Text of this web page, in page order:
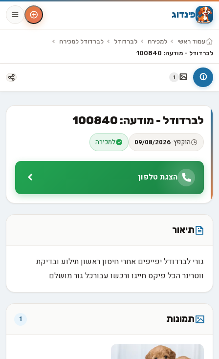
פינדוג
עמוד ראשי למכירה לברדודל
לברדודל למכירה
לברדודל - מודעה: 100840
1
לברדודל - מודעה: 100840
הוקפץ:09/08/2026 למכירה
הצגת טלפון
תיאור
גורי לברדודל יפייפים אחרי חיסון ראשון תילוע ובדיקת
ווטרינר הכל פיקס חייגו ורכשו עבורכל גור מושלם
תמונות 1